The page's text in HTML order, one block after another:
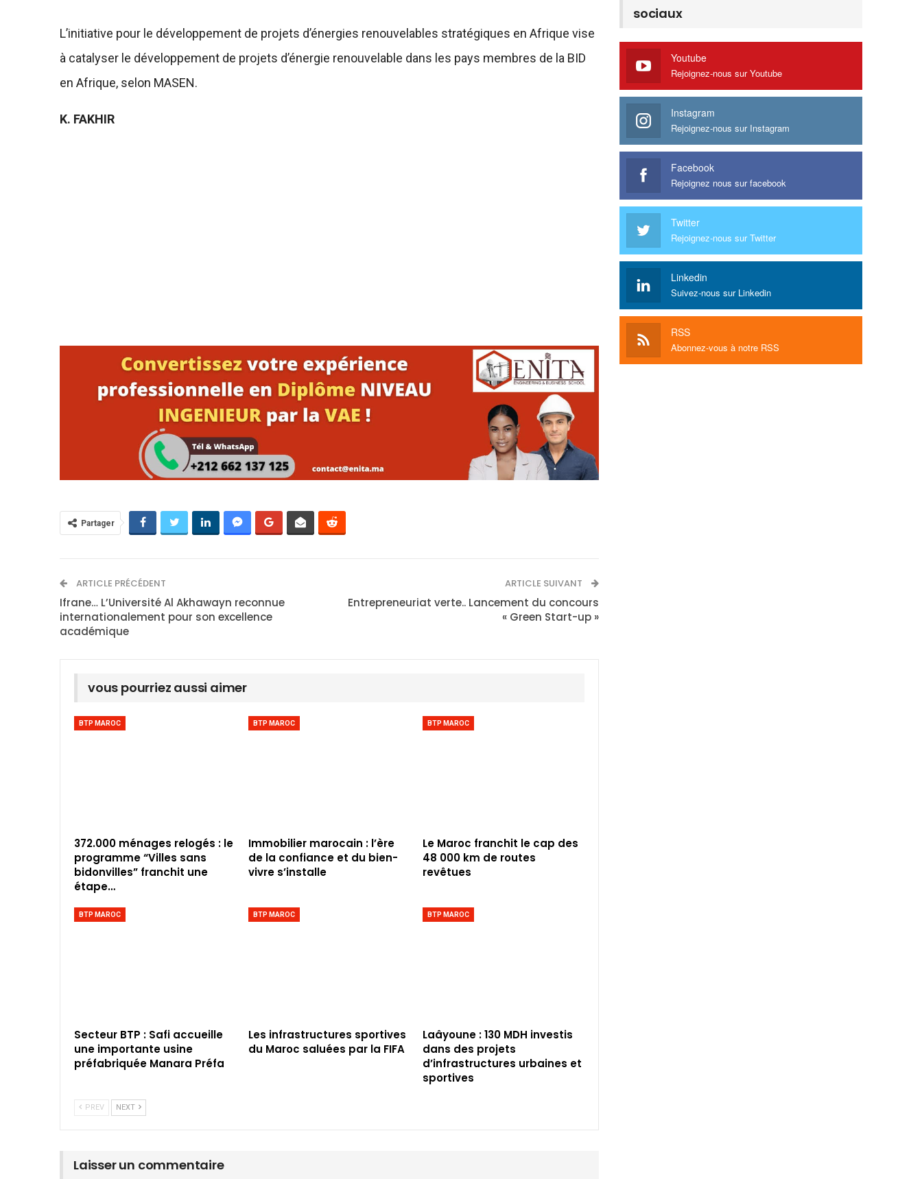
L’initiative pour le développement de projets d’énergies renouvelables stratégiques en Afrique vise
à catalyser le développement de projets d’énergie renouvelable dans les pays membres de la BID
en Afrique, selon MASEN.
K. FAKHIR
Partager
ARTICLE PRÉCÉDENT
Ifrane… L’Université Al Akhawayn reconnue
internationalement pour son excellence
académique
ARTICLE SUIVANT
Entrepreneuriat verte.. Lancement du concours
« Green Start-up »
vous pourriez aussi aimer
BTP MAROC
372.000 ménages relogés : le
programme “Villes sans
bidonvilles” franchit une
étape…
BTP MAROC
Immobilier marocain : l’ère
de la confiance et du bien-
vivre s’installe
BTP MAROC
Le Maroc franchit le cap des
48 000 km de routes
revêtues
BTP MAROC
Secteur BTP : Safi accueille
une importante usine
préfabriquée Manara Préfa
BTP MAROC
Les infrastructures sportives
du Maroc saluées par la FIFA
BTP MAROC
Laâyoune : 130 MDH investis
dans des projets
d’infrastructures urbaines et
sportives
PREV NEXT
Laisser un commentaire
sociaux
Youtube
Rejoignez-nous sur Youtube
Instagram
Rejoignez-nous sur Instagram
Facebook
Rejoignez nous sur facebook
Twitter
Rejoignez-nous sur Twitter
Linkedin
Suivez-nous sur Linkedin
RSS
Abonnez-vous à notre RSS